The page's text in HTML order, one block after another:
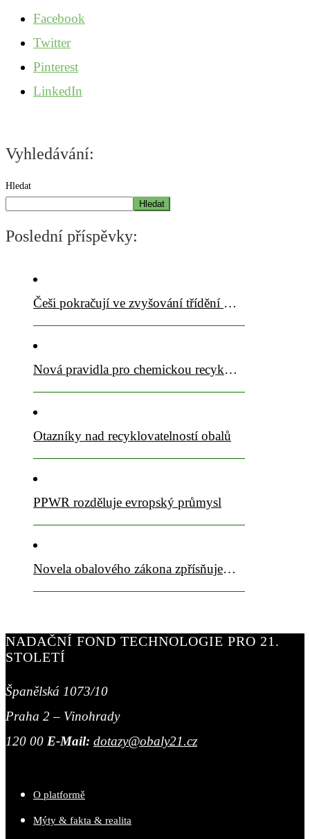
Facebook
Twitter
Pinterest
LinkedIn
Vyhledávání:
Hledat
Hledat
Poslední příspěvky:
Češi pokračují ve zvyšování třídění odpadů
Nová pravidla pro chemickou recyklaci PET přijata
Otazníky nad recyklovatelností obalů
PPWR rozděluje evropský průmysl
Novela obalového zákona zpřísňuje pravidla a posiluje sběrový komfort
NADAČNÍ FOND TECHNOLOGIE PRO 21.
STOLETÍ
Španělská 1073/10
Praha 2 – Vinohrady
120 00 E-Mail: dotazy@obaly21.cz
O platformě
Mýty & fakta & realita